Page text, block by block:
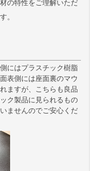
の特性をご理解いただ
。
にはプラスチック樹脂
表側には座面裏のマウ
ますが、こちらも良品
ク製品に見られるもの
ませんのでご安心くだ